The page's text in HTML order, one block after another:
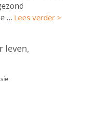
… Lees verder >
leven,